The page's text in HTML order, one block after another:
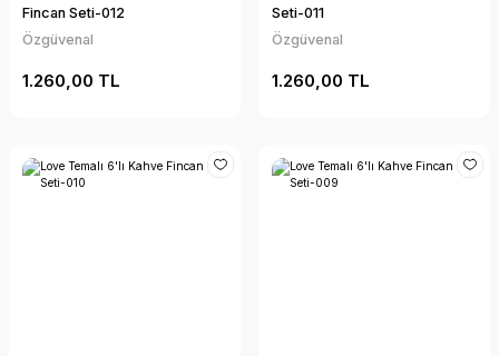
Fincan Seti-012
Özgüvenal
1.260,00 TL
Seti-011
Özgüvenal
1.260,00 TL